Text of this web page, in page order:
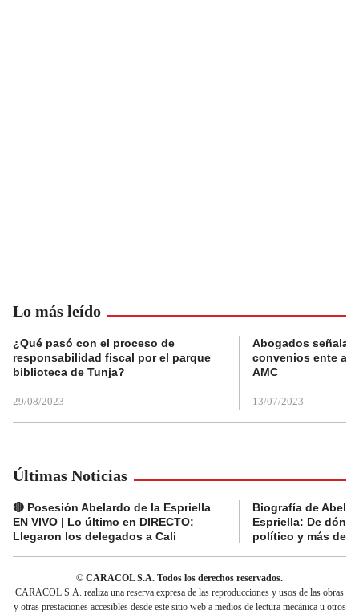
Lo más leído
¿Qué pasó con el proceso de
responsabilidad fiscal por el parque
biblioteca de Tunja?
29/08/2023
Abogados
convenios ente
AMC
13/07/2023
Últimas Noticias
🔴 Posesión Abelardo de la Espriella
EN VIVO | Lo último en DIRECTO:
Llegaron los delegados a Cali
Biografía de
Espriella: De
político y más del
© CARACOL S.A. Todos los derechos reservados.
CARACOL S.A. realiza una reserva expresa de las reproducciones y usos de las obras
y otras prestaciones accesibles desde este sitio web a medios de lectura mecánica u otros